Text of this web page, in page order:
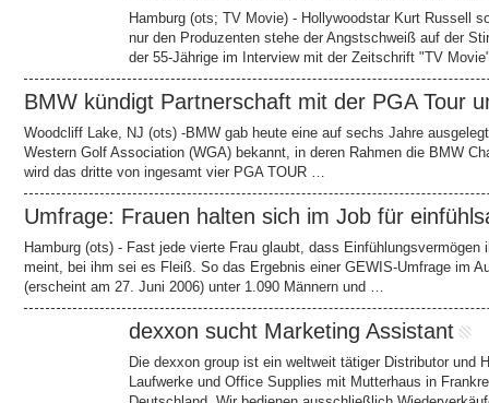
Hamburg (ots; TV Movie) - Hollywoodstar Kurt Russell
nur den Produzenten stehe der Angstschweiß auf der
der 55-Jährige im Interview mit der Zeitschrift "TV
BMW kündigt Partnerschaft mit der PGA Tour
Woodcliff Lake, NJ (ots) -BMW gab heute eine auf sechs Jahre
Western Golf Association (WGA) bekannt, in deren Rahmen die BMW
wird das dritte von ingesamt vier PGA TOUR …
Umfrage: Frauen halten sich im Job für
Hamburg (ots) - Fast jede vierte Frau glaubt, dass
meint, bei ihm sei es Fleiß. So das Ergebnis einer GEWIS-Umfrage im
(erscheint am 27. Juni 2006) unter 1.090 Männern und …
dexxon sucht Marketing Assistant
Die dexxon group ist ein weltweit tätiger Distributor und
Laufwerke und Office Supplies mit Mutterhaus in